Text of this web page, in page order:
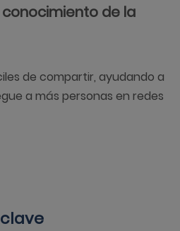
de la
de compartir, ayudando a
a más personas en redes